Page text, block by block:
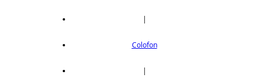
|
Colofon
|